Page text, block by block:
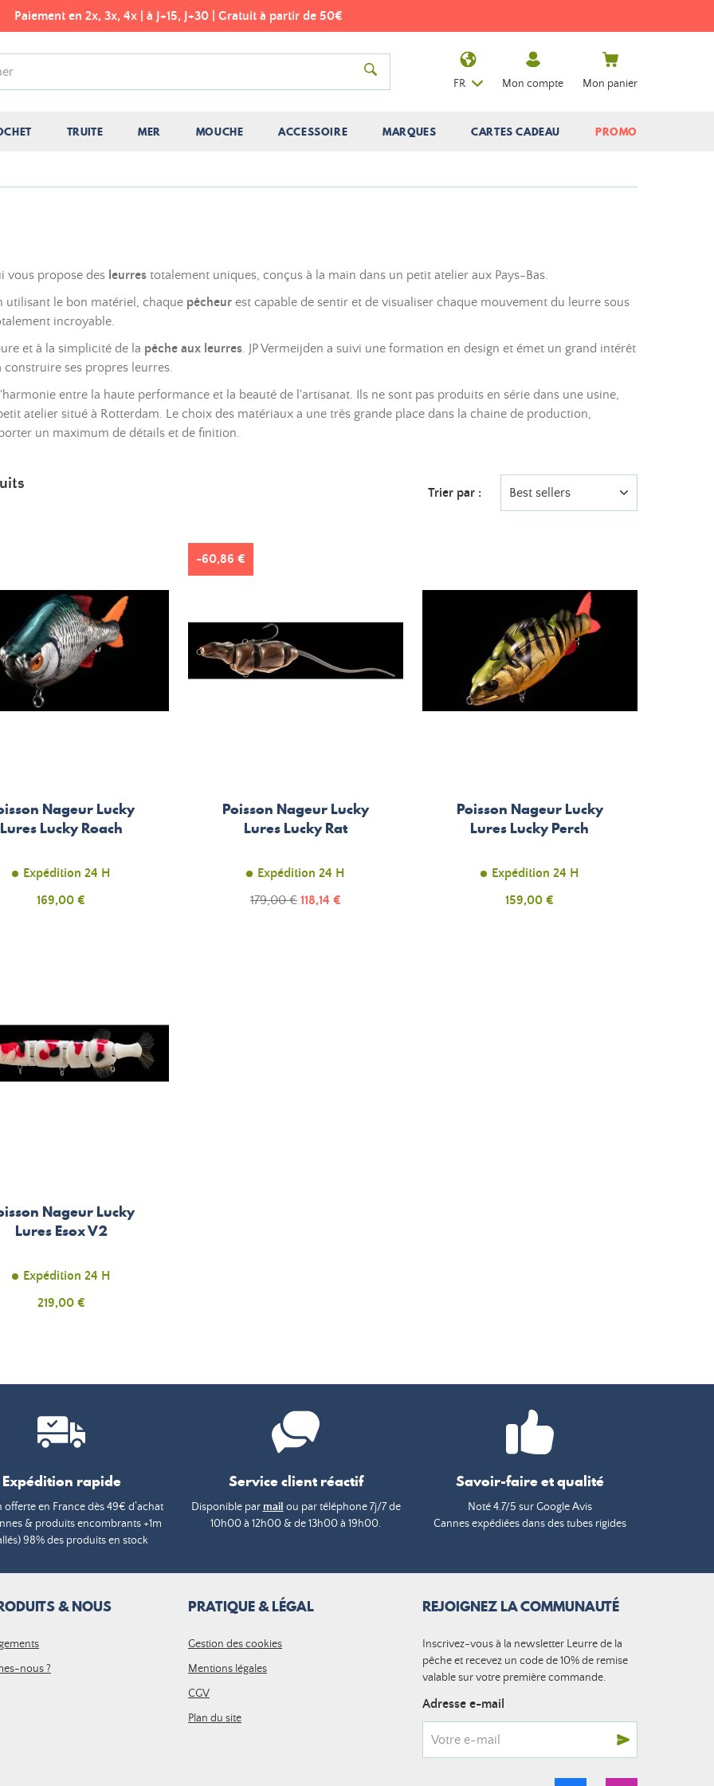
Paiement en 2x, 3x, 4x | à J+15, J+30 | Gratuit à partir de 50€
TRUITE MER MOUCHE ACCESSOIRE MARQUES CARTES CADEAU PROMO
FR Mon compte Mon panier
vous propose des leurres totalement uniques, conçus à la main dans un petit atelier aux Pays-Bas.
le bon matériel, chaque pêcheur est capable de sentir et de visualiser chaque mouvement du leurre sous
incroyable.
et à la simplicité de la pêche aux leurres. JP Vermeijden a suivi une formation en design et émet un grand intérêt
ses propres leurres.
entre la haute performance et la beauté de l'artisanat. Ils ne sont pas produits en série dans une usine,
atelier situé à Rotterdam. Le choix des matériaux a une très grande place dans la chaine de production,
un maximum de détails et de finition.
Trier par : Best sellers
Nageur Lucky
Lures Lucky Roach
Expédition 24 H
Prix
169,00 €
Poisson Nageur Lucky
Lures Lucky Rat
Expédition 24 H
Prix
179,00 € Prix
118,14 €
-60,86 €
Poisson Nageur Lucky
Lures Lucky Perch
Expédition 24 H
Prix
159,00 €
Nageur Lucky
Lures Esox V2
Expédition 24 H
Prix
219,00 €
Expédition rapide
offerte en France dès 49€ d’achat
& produits encombrants +1m
98% des produits en stock
Service client réactif
Disponible par mail ou par téléphone 7j/7 de
10h00 à 12h00 & de 13h00 à 19h00.
Savoir-faire et qualité
Noté 4.7/5 sur Google Avis
Cannes expédiées dans des tubes rigides
& NOUS
nous ?
PRATIQUE & LÉGAL
Gestion des cookies
Mentions légales
CGV
Plan du site
REJOIGNEZ LA COMMUNAUTÉ
Inscrivez-vous à la newsletter Leurre de la
pêche et recevez un code de 10% de remise
valable sur votre première commande.
Adresse e-mail